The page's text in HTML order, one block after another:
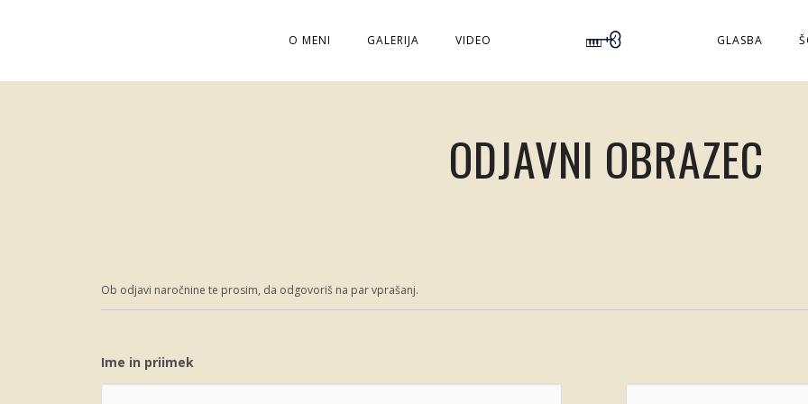
O MENI GALERIJA VIDEO GLASBA
ODJAVNI OBRAZEC
Ob odjavi naročnine te prosim, da odgovoriš na par vprašanj.
Ime in priimek